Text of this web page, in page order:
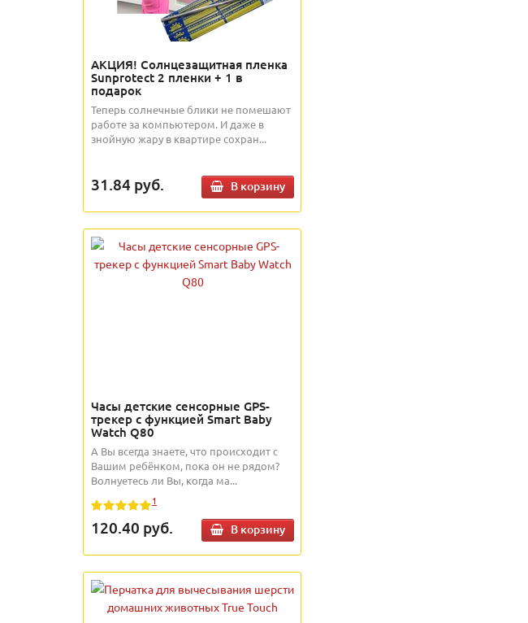
АКЦИЯ! Солнцезащитная пленка
Sunprotect 2 пленки + 1 в
подарок
Теперь солнечные блики не помешают
работе за компьютером. И даже в
знойную жару в квартире сохран...
31.84 руб. В корзину
Часы детские сенсорные GPS-
трекер с функцией Smart Baby
Watch Q80
А Вы всегда знаете, что происходит с
Вашим ребёнком, пока он не рядом?
Волнуетесь ли Вы, когда ма...
1
120.40 руб. В корзину